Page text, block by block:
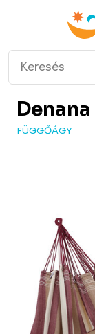
Denana
FÜGGŐÁGY